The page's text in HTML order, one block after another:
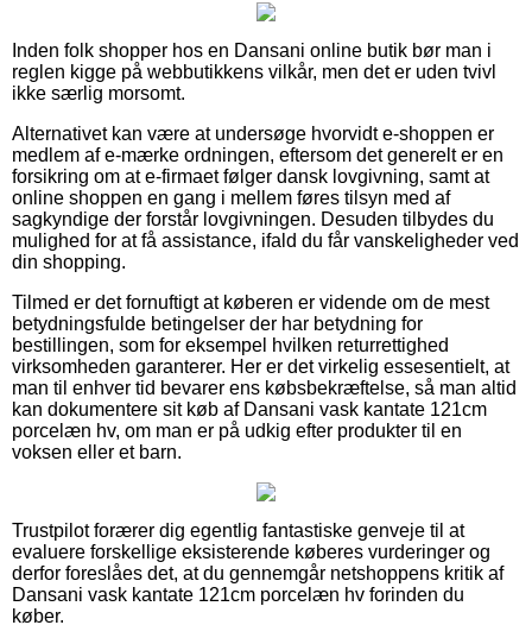
Inden folk shopper hos en Dansani online butik bør man i
reglen kigge på webbutikkens vilkår, men det er uden tvivl
ikke særlig morsomt.
Alternativet kan være at undersøge hvorvidt e-shoppen er
medlem af e-mærke ordningen, eftersom det generelt er en
forsikring om at e-firmaet følger dansk lovgivning, samt at
online shoppen en gang i mellem føres tilsyn med af
sagkyndige der forstår lovgivningen. Desuden tilbydes du
mulighed for at få assistance, ifald du får vanskeligheder ved
din shopping.
Tilmed er det fornuftigt at køberen er vidende om de mest
betydningsfulde betingelser der har betydning for
bestillingen, som for eksempel hvilken returrettighed
virksomheden garanterer. Her er det virkelig essesentielt, at
man til enhver tid bevarer ens købsbekræftelse, så man altid
kan dokumentere sit køb af Dansani vask kantate 121cm
porcelæn hv, om man er på udkig efter produkter til en
voksen eller et barn.
Trustpilot forærer dig egentlig fantastiske genveje til at
evaluere forskellige eksisterende køberes vurderinger og
derfor foreslåes det, at du gennemgår netshoppens kritik af
Dansani vask kantate 121cm porcelæn hv forinden du
køber.